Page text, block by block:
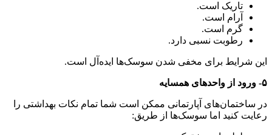
تاریک است.
آرام است.
گرم است.
رطوبت نسبی دارد.
این شرایط برای مخفی شدن سوسک‌ها ایده‌آل است.
۵- ورود از واحدهای همسایه
در ساختمان‌های آپارتمانی ممکن است شما تمام نکات بهداشتی را
رعایت کنید اما سوسک‌ها از طریق: